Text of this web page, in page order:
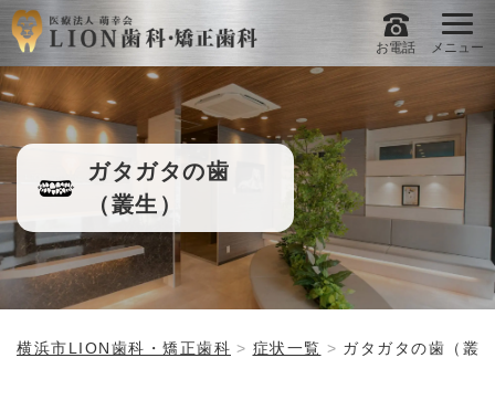
お電話 メニュー
ガタガタの歯
（叢生）
横浜市LION歯科・矯正歯科 症状一覧 ガタガタの歯（叢